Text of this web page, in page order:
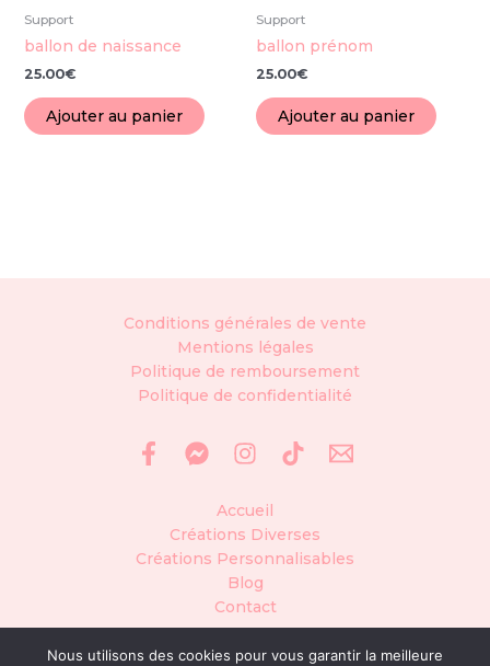
Support
ballon de naissance
25.00€
Ajouter au panier
Support
ballon prénom
25.00€
Ajouter au panier
Conditions générales de vente
Mentions légales
Politique de remboursement
Politique de confidentialité
Accueil
Créations Diverses
Créations Personnalisables
Blog
Contact
Nous utilisons des cookies pour vous garantir la meilleure